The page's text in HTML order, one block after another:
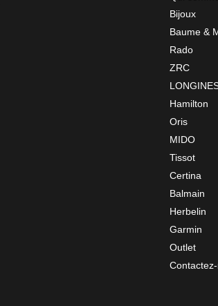
Bijoux
Baume &
Rado
ZRC
Hamilton
Oris
MIDO
Tissot
Certina
Balmain
Herbelin
Garmin
Outlet